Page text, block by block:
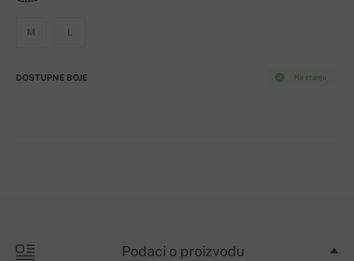
M L
Na stanju
DOSTUPNE BOJE
Podaci o proizvodu